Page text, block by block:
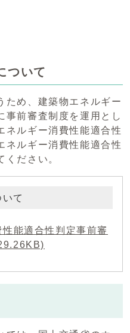
ついて
ため、建築物エネルギー
事前審査制度を運用とし
ネルギー消費性能適合性
ネルギー消費性能適合性
ください。
て
能適合性判定事前審